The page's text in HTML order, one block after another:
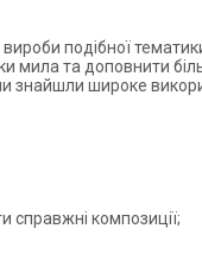
подібної
та доповнити
знайшли широке
справжні композиції;